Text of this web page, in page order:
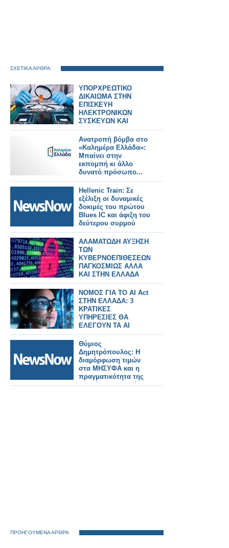
ΣΧΕΤΙΚΑ ΑΡΘΡΑ
ΥΠΟΡΧΡΕΩΤΙΚΟ
ΔΙΚΑΙΩΜΑ ΣΤΗΝ
ΕΠΙΣΚΕΥΗ
ΗΛΕΚΤΡΟΝΙΚΩΝ
ΣΥΣΚΕΥΩΝ ΚΑΙ
SPARTPHONES ΣΤΗΝ
ΕΛΛΑΔΑ
Ανατροπή βόμβα στο
«Καλημέρα Ελλάδα»:
Μπαίνει στην
εκπομπή κι άλλο
δυνατό πρόσωπο...
Hellenic Train: Σε
εξέλιξη οι δυναμικές
δοκιμές του πρώτου
Blues IC και άφιξη του
δεύτερου συρμού
στην Ελλάδα.
ΑΛΑΜΑΤΩΔΗ ΑΥΞΗΣΗ
ΤΩΝ
ΚΥΒΕΡΝΟΕΠΙΘΕΣΕΩΝ
ΠΑΓΚΟΣΜΙΩΣ ΑΛΛΑ
ΚΑΙ ΣΤΗΝ ΕΛΛΑΔΑ
ΝΟΜΟΣ ΓΙΑ ΤΟ AI Act
ΣΤΗΝ ΕΛΛΑΔΑ: 3
ΚΡΑΤΙΚΕΣ
ΥΠΗΡΕΣΙΕΣ ΘΑ
ΕΛΕΓΟΥΝ ΤΑ AI
ΣΥΣΤΗΜΑΤΑ
Θύμιος
Δημητρόπουλος: Η
διαμόρφωση τιμών
στα ΜΗΣΥΦΑ και η
πραγματικότητα της
αγοράς στην Ελλάδα
ΠΡΟΗΓΟΥΜΕΝΑ ΑΡΘΡΑ